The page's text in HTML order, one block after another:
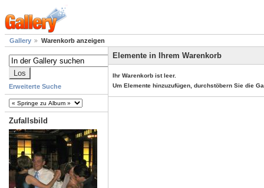
Gallery Warenkorb anzeigen
Erweiterte Suche
Zufallsbild
Elemente in Ihrem Warenkorb
Ihr Warenkorb ist leer.
Um Elemente hinzuzufügen, durchstöbern Sie die